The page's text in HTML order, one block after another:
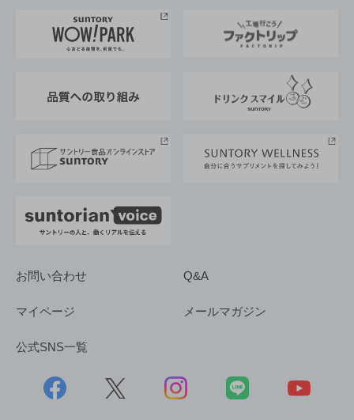
地域情報
サントリーサンバーズ大阪
サントリーが考えるサステナビリティ経営
企業概要
採用情報
お問い合わせ Q&A
マイページ メールマガジン
公式SNS一覧